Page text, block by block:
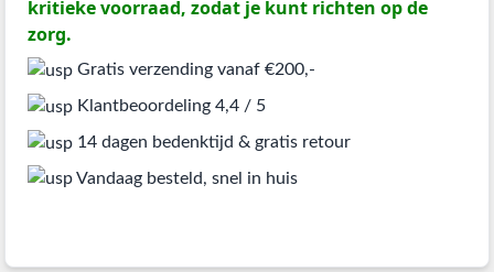
kritieke voorraad, zodat je kunt richten op de
zorg.
Gratis verzending vanaf €200,-
Klantbeoordeling 4,4 / 5
14 dagen bedenktijd & gratis retour
Vandaag besteld, snel in huis